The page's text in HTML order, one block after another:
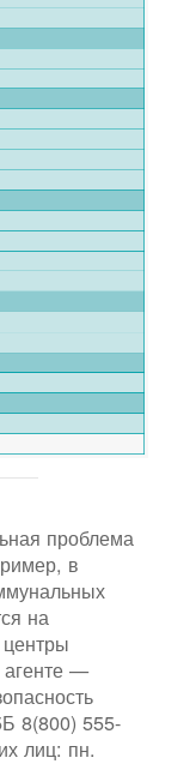
проблема
в
на
—
8(800) 555-
лиц: пн.